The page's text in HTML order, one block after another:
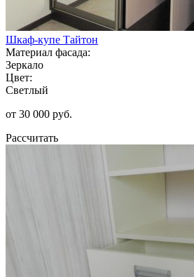
Шкаф-купе Тайтон
Материал фасада:
Зеркало
Цвет:
Светлый
от 30 000 руб.
Рассчитать